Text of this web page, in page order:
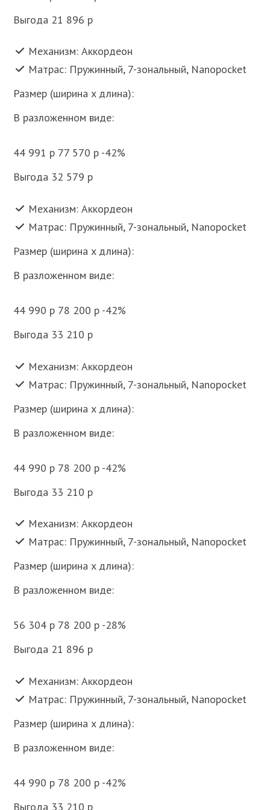
Выгода 21 896 p
Механизм: Аккордеон
Матрас: Пружинный, 7-зональный, Nanopocket
Размер (ширина x длина):
В разложенном виде:
44 991 p 77 570 p -42%
Выгода 32 579 p
Механизм: Аккордеон
Матрас: Пружинный, 7-зональный, Nanopocket
Размер (ширина x длина):
В разложенном виде:
44 990 p 78 200 p -42%
Выгода 33 210 p
Механизм: Аккордеон
Матрас: Пружинный, 7-зональный, Nanopocket
Размер (ширина x длина):
В разложенном виде:
44 990 p 78 200 p -42%
Выгода 33 210 p
Механизм: Аккордеон
Матрас: Пружинный, 7-зональный, Nanopocket
Размер (ширина x длина):
В разложенном виде:
56 304 p 78 200 p -28%
Выгода 21 896 p
Механизм: Аккордеон
Матрас: Пружинный, 7-зональный, Nanopocket
Размер (ширина x длина):
В разложенном виде:
44 990 p 78 200 p -42%
Выгода 33 210 p